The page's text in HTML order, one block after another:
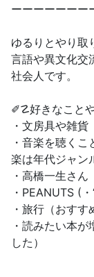
ーーーーーーー
ゆるりとやり
言語や異文化交
社会人です。
✐☡好きなこと
・文房具や雑
・音楽を聴く
楽は年代ジャン
・高橋一生さん
・PEANUTS (・
・旅行（おすす
・読みたい本
した）